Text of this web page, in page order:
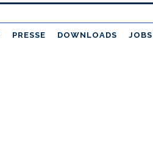
PRESSE DOWNLOADS JOBS